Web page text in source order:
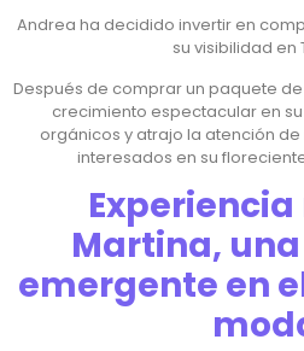
Andrea ha decidido invertir en
su visibilidad en
Después de comprar un paquete
crecimiento espectacular en
orgánicos y atrajo la atención
interesados ​​en su
Experiencia
Martina,
emergente en